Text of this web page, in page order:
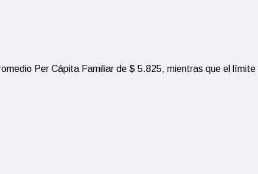
Per Cápita Familiar de $ 5.825, mientras que el